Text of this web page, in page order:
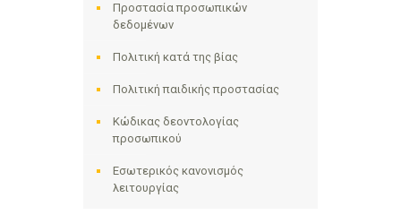
Προστασία προσωπικών
δεδομένων
Πολιτική κατά της βίας
Πολιτική παιδικής προστασίας
Κώδικας δεοντολογίας
προσωπικού
Εσωτερικός κανονισμός
λειτουργίας